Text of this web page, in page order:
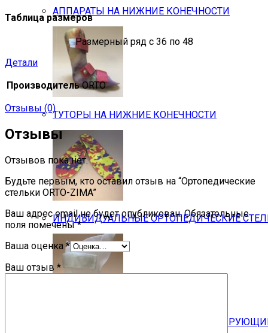
АППАРАТЫ НА НИЖНИЕ КОНЕЧНОСТИ
ТУТОРЫ НА НИЖНИЕ КОНЕЧНОСТИ
ИНДИВИДУАЛЬНЫЕ ОРТОПЕДИЧЕСКИЕ
КОРСЕТ ФУНКЦИОНАЛЬНО-
Таблица размеров
Размерный ряд с 36 по 48
Детали
Производитель ORTO
Отзывы (0)
Отзывы
Отзывов пока нет.
Будьте первым, кто оставил отзыв на “Ортопедические
стельки ORTO-ZIMA”
Ваш адрес email не будет опубликован. Обязательные
поля помечены*
Ваша оценка*
Ваш отзыв *